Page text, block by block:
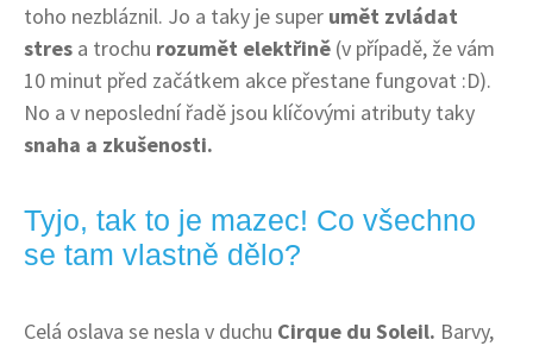
toho nezbláznil. Jo a taky je super umět zvládat
stres a trochu rozumět elektřině (v případě, že vám
10 minut před začátkem akce přestane fungovat :D).
No a v neposlední řadě jsou klíčovými atributy taky
snaha a zkušenosti.
Tyjo, tak to je mazec! Co všechno
se tam vlastně dělo?
Celá oslava se nesla v duchu Cirque du Soleil. Barvy,